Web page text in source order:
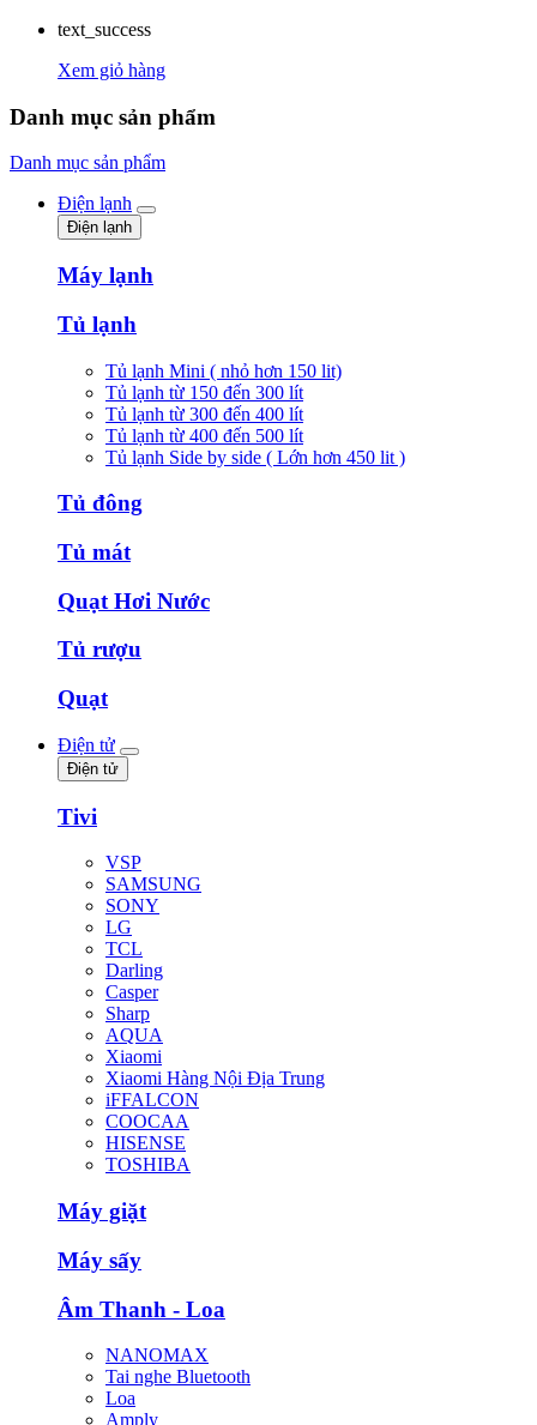
text_success
Xem giỏ hàng
Danh mục sản phẩm
Danh mục sản phẩm
Điện lạnh
Điện lạnh
Máy lạnh
Tủ lạnh
Tủ lạnh Mini ( nhỏ hơn 150 lit)
Tủ lạnh từ 150 đến 300 lít
Tủ lạnh từ 300 đến 400 lít
Tủ lạnh từ 400 đến 500 lít
Tủ lạnh Side by side ( Lớn hơn 450 lit )
Tủ đông
Tủ mát
Quạt Hơi Nước
Tủ rượu
Quạt
Điện tử
Điện tử
Tivi
VSP
SAMSUNG
SONY
LG
TCL
Darling
Casper
Sharp
AQUA
Xiaomi
Xiaomi Hàng Nội Địa Trung
iFFALCON
COOCAA
HISENSE
TOSHIBA
Máy giặt
Máy sấy
Âm Thanh - Loa
NANOMAX
Tai nghe Bluetooth
Loa
Amply